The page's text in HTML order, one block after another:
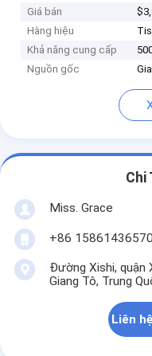
Giá bán
Hàng hiệu
Khả năng cung cấp
Nguồn gốc
Chi
Miss. Grace
+86 15861436570
Đường Xishi, quận
Giang Tô, Trung
Liên